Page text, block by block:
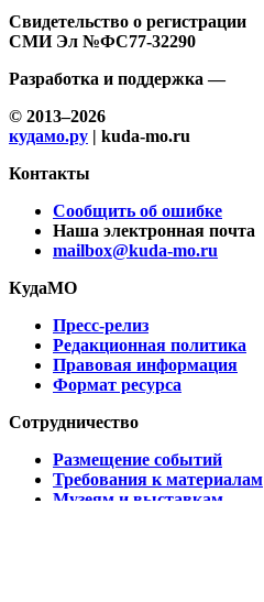
Свидетельство о регистрации
СМИ Эл №ФС77-32290
Разработка и поддержка —
© 2013–2026
кудамо.ру | kuda-mo.ru
Контакты
Сообщить об ошибке
Наша электронная почта
mailbox@kuda-mo.ru
КудаМО
Пресс-релиз
Редакционная политика
Правовая информация
Формат ресурса
Сотрудничество
Размещение событий
Требования к материалам
Музеям и выставкам